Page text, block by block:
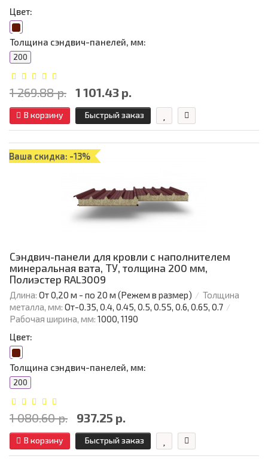
Цвет:
Толщина сэндвич-панелей, мм:
200
1 269.88 р. 1 101.43 р.
В корзину Быстрый заказ
Ваша скидка: -13%
Сэндвич-панели для кровли с наполнителем
минеральная вата, ТУ, толщина 200 мм,
Полиэстер RAL3009
Длина: От 0,20 м - по 20 м (Режем в размер)
Толщина
металла, мм: От-0.35, 0.4, 0.45, 0.5, 0.55, 0.6, 0.65, 0.7
Рабочая ширина, мм: 1000, 1190
Цвет:
Толщина сэндвич-панелей, мм:
200
1 080.60 р. 937.25 р.
В корзину Быстрый заказ